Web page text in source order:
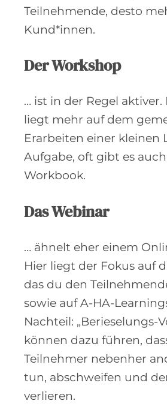
Teilnehmende, desto
Kund*innen.
Der Workshop
… ist in der Regel aktiver.
liegt mehr auf dem
Erarbeiten einer kleinen
Aufgabe, oft gibt es
Workbook.
Das Webinar
… ähnelt eher einem
Hier liegt der Fokus auf
das du den
sowie auf A-HA-
Nachteil: „Berieselungs-
können dazu führen,
Teilnehmer nebenher
tun, abschweifen und
verlieren.